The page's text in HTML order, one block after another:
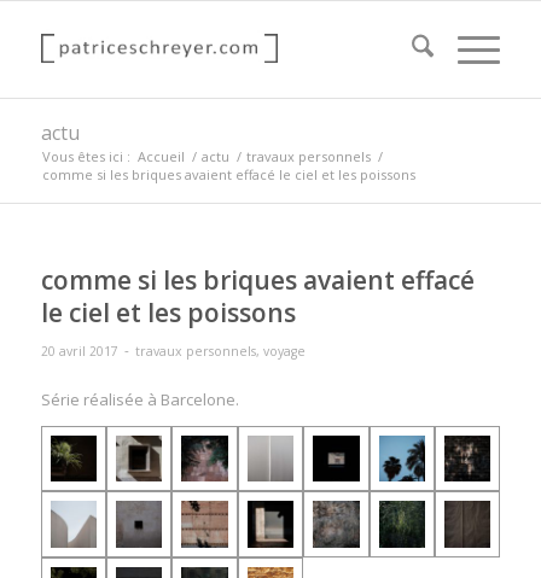
actu
Vous êtes ici : Accueil / actu / travaux personnels /
comme si les briques avaient effacé le ciel et les poissons
comme si les briques avaient effacé
le ciel et les poissons
20 avril 2017 - travaux personnels, voyage
Série réalisée à Barcelone.